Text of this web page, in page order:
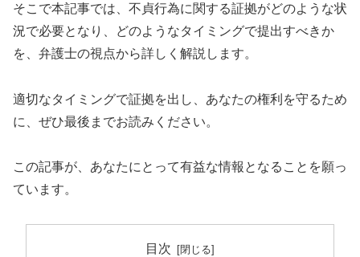
そこで本記事では、不貞行為に関する証拠がどのような状
況で必要となり、どのようなタイミングで提出すべきか
を、弁護士の視点から詳しく解説します。
適切なタイミングで証拠を出し、あなたの権利を守るため
に、ぜひ最後までお読みください。
この記事が、あなたにとって有益な情報となることを願っ
ています。
目次